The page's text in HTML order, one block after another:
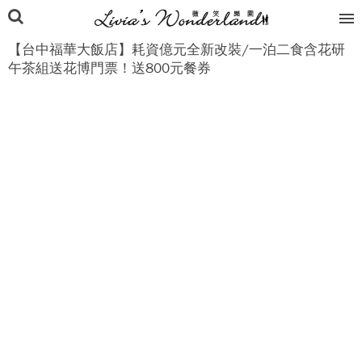
【台中福華大飯店】耗資億元全新改裝/一泊二食含花研
午茶組送花博門票！送800元餐券